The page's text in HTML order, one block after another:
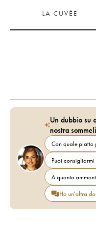
LA CUVÉE
Un dubbio su
nostra
Con quale piatto
Puoi
A quanto
Ho un'altra